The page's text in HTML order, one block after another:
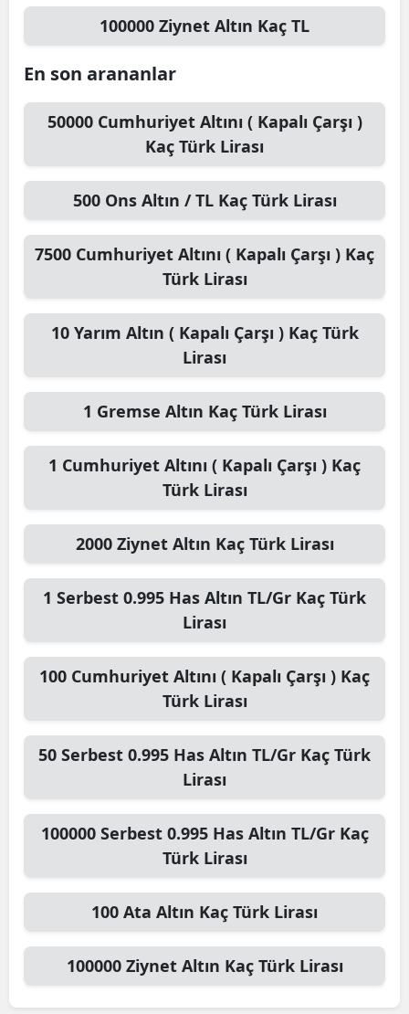
100000 Ziynet Altın Kaç TL
En son arananlar
50000 Cumhuriyet Altını ( Kapalı Çarşı )
Kaç Türk Lirası
500 Ons Altın / TLKaç Türk Lirası
7500 Cumhuriyet Altını ( Kapalı Çarşı ) Kaç
Türk Lirası
10 Yarım Altın ( Kapalı Çarşı )Kaç Türk
Lirası
1 Gremse Altın Kaç Türk Lirası
1 Cumhuriyet Altını ( Kapalı Çarşı ) Kaç
Türk Lirası
2000 Ziynet Altın Kaç Türk Lirası
1 Serbest 0.995 Has Altın TL/Gr Kaç Türk
Lirası
100 Cumhuriyet Altını ( Kapalı Çarşı ) Kaç
Türk Lirası
50 Serbest 0.995 Has Altın TL/Gr Kaç Türk
Lirası
100000 Serbest 0.995 Has Altın TL/GrKaç
Türk Lirası
100 Ata Altın Kaç Türk Lirası
100000 Ziynet Altın Kaç Türk Lirası